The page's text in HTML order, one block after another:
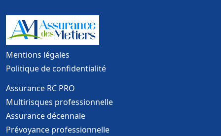
Mentions légales
Politique de confidentialité
Assurance RC PRO
Multirisques professionnelle
Assurance décennale
Prévoyance professionnelle